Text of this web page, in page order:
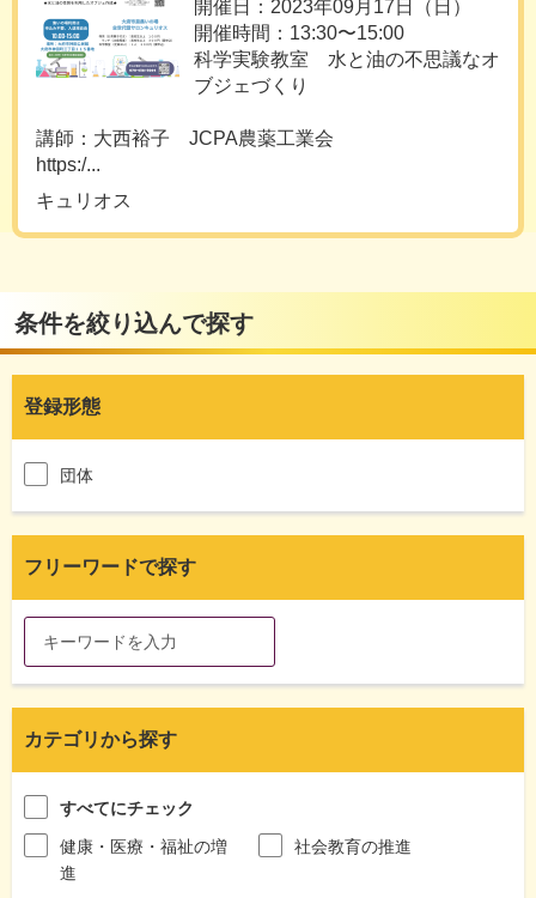
開催日：2023年09月17日（日）
開催時間：13:30〜15:00
科学実験教室 水と油の不思議なオ
ブジェづくり
講師：大西裕子 JCPA農薬工業会
https:/...
キュリオス
条件を絞り込んで探す
登録形態
団体
フリーワードで探す
カテゴリから探す
すべてにチェック
健康・医療・福祉の増
進
社会教育の推進